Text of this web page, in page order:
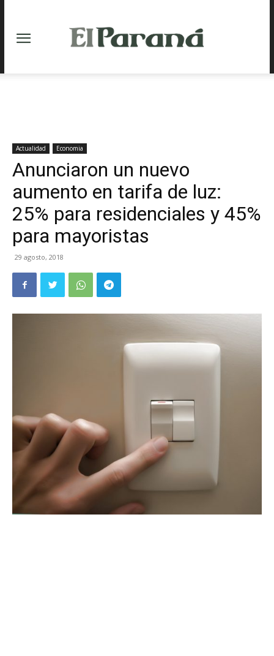
Actualidad Economia
Anunciaron un nuevo
aumento en tarifa de luz:
25% para residenciales y 45%
para mayoristas
29 agosto, 2018